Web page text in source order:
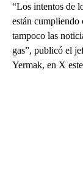
“Los intentos de
están
tampoco las
gas”, publicó el
Yermak, en X